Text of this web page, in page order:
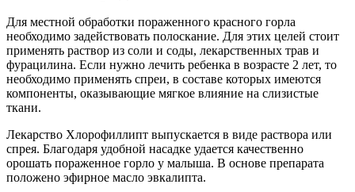
Для местной обработки пораженного красного горла
необходимо задействовать полоскание. Для этих целей стоит
применять раствор из соли и соды, лекарственных трав и
фурацилина. Если нужно лечить ребенка в возрасте 2 лет, то
необходимо применять спреи, в составе которых имеются
компоненты, оказывающие мягкое влияние на слизистые
ткани.
Лекарство Хлорофиллипт выпускается в виде раствора или
спрея. Благодаря удобной насадке удается качественно
орошать пораженное горло у малыша. В основе препарата
положено эфирное масло эвкалипта.